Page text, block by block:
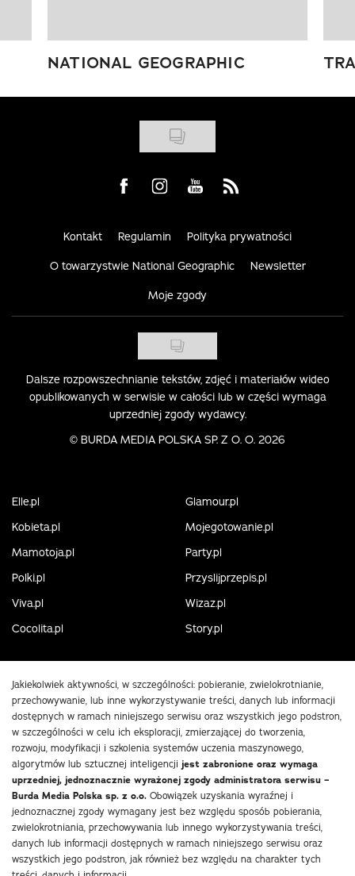
NATIONAL GEOGRAPHIC
Visit us on Facebook
Visit us on Instagram
Visit us on Youtube
Visit us on Rss
Kontakt Regulamin Polityka prywatności
O towarzystwie National Geographic Newsletter
Moje zgody
Dalsze rozpowszechnianie tekstów, zdjęć i materiałów wideo
opublikowanych w serwisie w całości lub w części wymaga
uprzedniej zgody wydawcy.
© BURDA MEDIA POLSKA SP. Z O. O. 2026
Elle.pl
Glamour.pl
Kobieta.pl
Mojegotowanie.pl
Mamotoja.pl
Party.pl
Polki.pl
Przyslijprzepis.pl
Viva.pl
Wizaz.pl
Cocolita.pl
Story.pl
Jakiekolwiek aktywności, w szczególności: pobieranie, zwielokrotnianie,
przechowywanie, lub inne wykorzystywanie treści, danych lub informacji
dostępnych w ramach niniejszego serwisu oraz wszystkich jego podstron,
w szczególności w celu ich eksploracji, zmierzającej do tworzenia,
rozwoju, modyfikacji i szkolenia systemów uczenia maszynowego,
algorytmów lub sztucznej inteligencji jest zabronione oraz wymaga
uprzedniej, jednoznacznie wyrażonej zgody administratora serwisu –
Burda Media Polska sp. z o.o. Obowiązek uzyskania wyraźnej i
jednoznacznej zgody wymagany jest bez względu sposób pobierania,
zwielokrotniania, przechowywania lub innego wykorzystywania treści,
danych lub informacji dostępnych w ramach niniejszego serwisu oraz
wszystkich jego podstron, jak również bez względu na charakter tych